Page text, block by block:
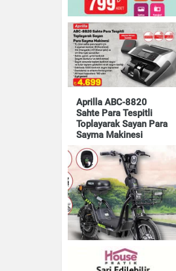
Kablosuz Mini Yazıcı
Elektronik
Aprilla ABC-8820
Sahte Para Tespitli
Toplayarak Sayan Para
Sayma Makinesi
Elektronik